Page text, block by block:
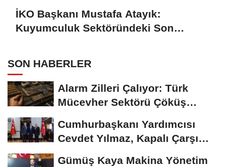
İKO Başkanı Mustafa Atayık:
Kuyumculuk Sektöründeki Son
SON HABERLER
Alarm Zilleri Çalıyor: Türk
Mücevher Sektörü Çöküş
Cumhurbaşkanı Yardımcısı
Cevdet Yılmaz, Kapalı Çarşı
Gümüş Kaya Makina Yönetim